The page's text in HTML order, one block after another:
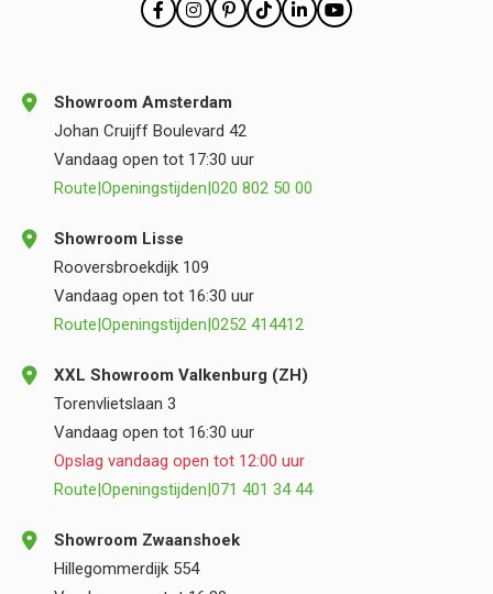
Showroom Amsterdam
Johan Cruijff Boulevard 42
Vandaag open tot 17:30 uur
Route|Openingstijden|020 802 50 00
Showroom Lisse
Rooversbroekdijk 109
Vandaag open tot 16:30 uur
Route|Openingstijden|0252 414412
XXL Showroom Valkenburg (ZH)
Torenvlietslaan 3
Vandaag open tot 16:30 uur
Opslag vandaag open tot 12:00 uur
Route|Openingstijden|071 401 34 44
Showroom Zwaanshoek
Hillegommerdijk 554